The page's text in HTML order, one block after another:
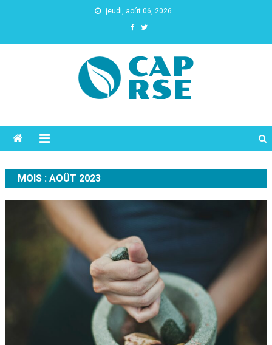
jeudi, août 06, 2026
MOIS : AOÛT 2023